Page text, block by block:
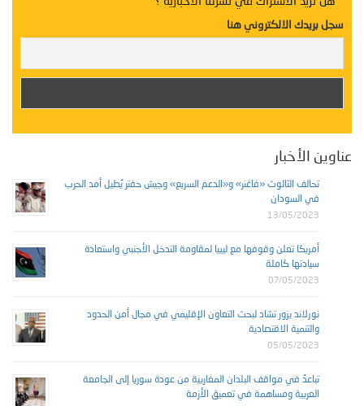
عدد جديد من “شؤون ليبية”
سجل بريدك الالكتروني هنا
عناوين الأخبار
تحالف الثالوث «فاغنر» و«الدعم السريع» وجيش حفتر يُطيل أمد الحرب
في السودان
13/05/2023
أمريكا تعلن وقوفها مع ليبيا لمقاومة التدخل الأجنبي واستعادة
سيادتها كاملة
07/05/2023
نورلاند يزور تشاد لبحث التعاون الإقليمي في مجال أمن الحدود
والتنمية الاقتصادية
05/05/2023
تباعدٌ في مواقف البلدان المغاربية من عودة سوريا إلى الجامعة
العربية ومساهمة في تعميق الأزمة